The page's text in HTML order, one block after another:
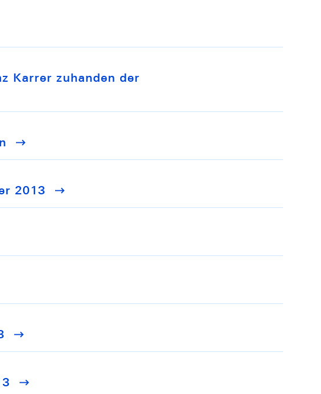
Karrer zuhanden der
2013